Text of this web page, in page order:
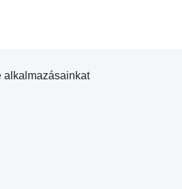
alkalmazásainkat